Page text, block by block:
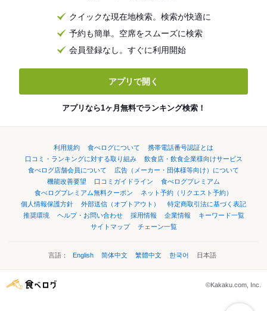
クイックな現在地検索。検索が快適に
予約も簡単。空席をスムーズに検索
会員登録なし。すぐに利用開始
アプリで開く
アプリなら1ヶ月無料でランキング検索！
利用規約 食べログについて
携帯電話番号認証とは
口コミ・ランキングに対する取り組み
飲食店・飲食企業様向けサービス
食べログ店舗会員について
広告（メーカー・団体様等向け）について
機能改善要望
口コミガイドライン
食べログプレミアム
食べログプレミアム無料クーポン
ネット予約（リクエスト予約）
個人情報保護方針
外部送信（オプトアウト）
特定商取引法に基づく表記
推奨環境
ヘルプ・お問い合わせ 採用情報 企業情報
キーワード一覧
サイトマップ
チェーン一覧
言語： English 简体中文 繁體中文 한국어 日本語
©Kakaku.com, Inc.